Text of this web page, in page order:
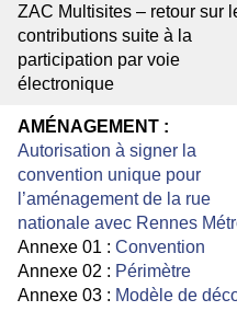
ZAC Multisites – retour sur
contributions suite à la
participation par voie
électronique
AMÉNAGEMENT :
Autorisation à signer la
convention unique pour
l’aménagement de la rue
nationale avec Rennes
Annexe 01 : Convention
Annexe 02 : Périmètre
Annexe 03 : Modèle de